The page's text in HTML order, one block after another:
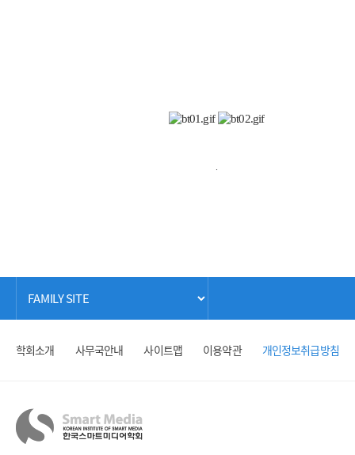
.
학회소개 사무국안내 사이트맵 이용약관 개인정보취급방침